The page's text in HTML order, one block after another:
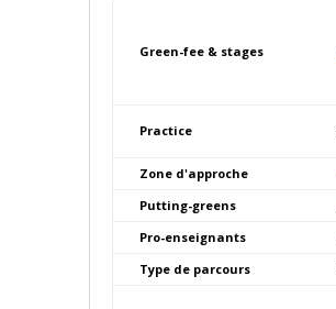
Green-fee & stages
Practice
Zone d'approche
Putting-greens
Pro-enseignants
Type de parcours